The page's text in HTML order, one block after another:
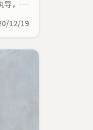
导，马
12/19